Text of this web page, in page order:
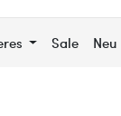
Sale Neu